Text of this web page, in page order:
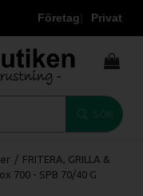
Företag Privat
/ FRITERA, GRILLA &
700 - SPB 70/40 G